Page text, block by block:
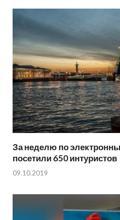
За неделю по
посетили 650 интуристов
09.10.2019